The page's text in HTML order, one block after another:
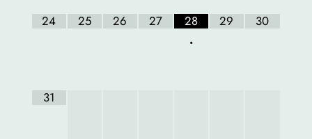
24 25 26 27
28
•
29 30
31